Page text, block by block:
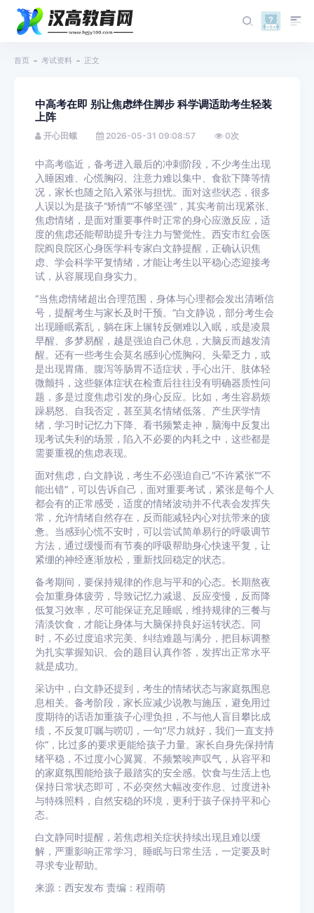
首页 考试资料 正文
中高考在即 别让焦虑绊住脚步 科学调适助考生轻装
上阵
开心田螺 2026-05-31 09:08:57 0次
中高考临近，备考进入最后的冲刺阶段，不少考生出现
入睡困难、心慌胸闷、注意力难以集中、食欲下降等情
况，家长也随之陷入紧张与担忧。面对这些状态，很多
人误以为是孩子“矫情”“不够坚强”，其实考前出现紧张、
焦虑情绪，是面对重要事件时正常的身心应激反应，适
度的焦虑还能帮助提升专注力与警觉性。西安市红会医
院阎良院区心身医学科专家白文静提醒，正确认识焦
虑、学会科学平复情绪，才能让考生以平稳心态迎接考
试，从容展现自身实力。
“当焦虑情绪超出合理范围，身体与心理都会发出清晰信
号，提醒考生与家长及时干预。”白文静说，部分考生会
出现睡眠紊乱，躺在床上辗转反侧难以入眠，或是凌晨
早醒、多梦易醒，越是强迫自己休息，大脑反而越发清
醒。还有一些考生会莫名感到心慌胸闷、头晕乏力，或
是出现胃痛、腹泻等肠胃不适症状，手心出汗、肢体轻
微颤抖，这些躯体症状在检查后往往没有明确器质性问
题，多是过度焦虑引发的身心反应。比如，考生容易烦
躁易怒、自我否定，甚至莫名情绪低落、产生厌学情
绪，学习时记忆力下降、看书频繁走神，脑海中反复出
现考试失利的场景，陷入不必要的内耗之中，这些都是
需要重视的焦虑表现。
面对焦虑，白文静说，考生不必强迫自己“不许紧张”“不
能出错”，可以告诉自己，面对重要考试，紧张是每个人
都会有的正常感受，适度的情绪波动并不代表会发挥失
常，允许情绪自然存在，反而能减轻内心对抗带来的疲
惫。当感到心慌不安时，可以尝试简单易行的呼吸调节
方法，通过缓慢而有节奏的呼吸帮助身心快速平复，让
紧绷的神经逐渐放松，重新找回稳定的状态。
备考期间，要保持规律的作息与平和的心态。长期熬夜
会加重身体疲劳，导致记忆力减退、反应变慢，反而降
低复习效率，尽可能保证充足睡眠，维持规律的三餐与
清淡饮食，才能让身体与大脑保持良好运转状态。同
时，不必过度追求完美、纠结难题与满分，把目标调整
为扎实掌握知识、会的题目认真作答，发挥出正常水平
就是成功。
采访中，白文静还提到，考生的情绪状态与家庭氛围息
息相关。备考阶段，家长应减少说教与施压，避免用过
度期待的话语加重孩子心理负担，不与他人盲目攀比成
绩，不反复叮嘱与唠叨，一句“尽力就好，我们一直支持
你”，比过多的要求更能给孩子力量。家长自身先保持情
绪平稳，不过度小心翼翼、不频繁唉声叹气，从容平和
的家庭氛围能给孩子最踏实的安全感。饮食与生活上也
保持日常状态即可，不必突然大幅改变作息、过度进补
与特殊照料，自然安稳的环境，更利于孩子保持平和心
态。
白文静同时提醒，若焦虑相关症状持续出现且难以缓
解，严重影响正常学习、睡眠与日常生活，一定要及时
寻求专业帮助。
来源：西安发布 责编：程雨萌